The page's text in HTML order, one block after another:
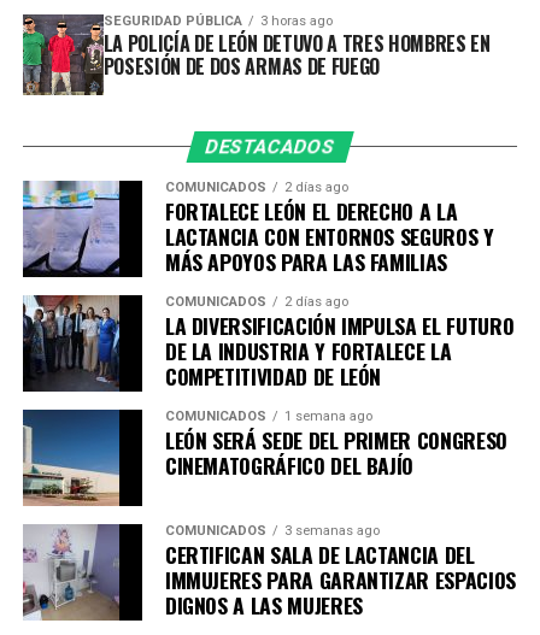
La Secretaría de Seguridad, Prevención y Protección
Ciudadana reitera que estos operativos continuarán
realizándose de manera permanente en distintos
puntos del municipio, con el firme compromiso de
salvaguardar la vida de las personas y fortalecer la
seguridad en las vialidades.
Asimismo, agradece a la ciudadanía por reportar este
tipo de conductas a través de las redes sociales y los
canales de emergencia 9-1-1, ya que su participación es
fundamental para construir un León más seguro para
todas y todos.
SEGURIDAD PÚBLICA 3 horas ago
LA POLICÍA DE LEÓN DETUVO A TRES HOMBRES EN
POSESIÓN DE DOS ARMAS DE FUEGO
DESTACADOS
COMUNICADOS 2 días ago
FORTALECE LEÓN EL DERECHO A LA
LACTANCIA CON ENTORNOS SEGUROS Y
MÁS APOYOS PARA LAS FAMILIAS
COMUNICADOS 2 días ago
LA DIVERSIFICACIÓN IMPULSA EL FUTURO
DE LA INDUSTRIA Y FORTALECE LA
COMPETITIVIDAD DE LEÓN
COMUNICADOS 1 semana ago
LEÓN SERÁ SEDE DEL PRIMER CONGRESO
CINEMATOGRÁFICO DEL BAJÍO
COMUNICADOS 3 semanas ago
CERTIFICAN SALA DE LACTANCIA DEL
IMMUJERES PARA GARANTIZAR ESPACIOS
DIGNOS A LAS MUJERES